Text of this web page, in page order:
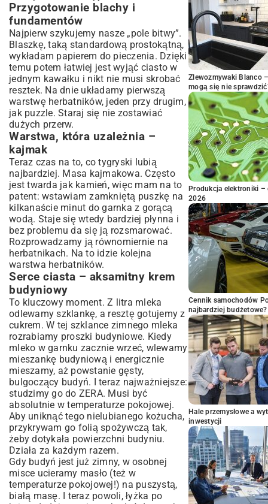
Przygotowanie blachy i
fundamentów
Najpierw szykujemy nasze „pole bitwy”.
Blaszkę, taką standardową prostokątną,
wykładam papierem do pieczenia. Dzięki
temu potem łatwiej jest wyjąć ciasto w
jednym kawałku i nikt nie musi skrobać
resztek. Na dnie układamy pierwszą
warstwę herbatników, jeden przy drugim,
jak puzzle. Staraj się nie zostawiać
dużych przerw.
Warstwa, która uzależnia –
kajmak
Teraz czas na to, co tygryski lubią
najbardziej. Masa kajmakowa. Często
jest twarda jak kamień, więc mam na to
patent: wstawiam zamkniętą puszkę na
kilkanaście minut do garnka z gorącą
wodą. Staje się wtedy bardziej płynna i
bez problemu da się ją rozsmarować.
Rozprowadzamy ją równomiernie na
herbatnikach. Na to idzie kolejna
warstwa herbatników.
Serce ciasta – aksamitny krem
budyniowy
To kluczowy moment. Z litra mleka
odlewamy szklankę, a resztę gotujemy z
cukrem. W tej szklance zimnego mleka
rozrabiamy proszki budyniowe. Kiedy
mleko w garnku zacznie wrzeć, wlewamy
mieszankę budyniową i energicznie
mieszamy, aż powstanie gęsty,
bulgoczący budyń. I teraz najważniejsze:
studzimy go do ZERA. Musi być
absolutnie w temperaturze pokojowej.
Aby uniknąć tego nielubianego kożucha,
przykrywam go folią spożywczą tak,
żeby dotykała powierzchni budyniu.
Działa za każdym razem.
Gdy budyń jest już zimny, w osobnej
misce ucieramy masło (też w
temperaturze pokojowej!) na puszystą,
białą masę. I teraz powoli, łyżka po
Zlewozmywaki Blanco
mogą się nie
Produkcja elektroniki –
2026
Cennik samochodów
najbardziej budżetowe?
Hale przemysłowe a
inwestycji